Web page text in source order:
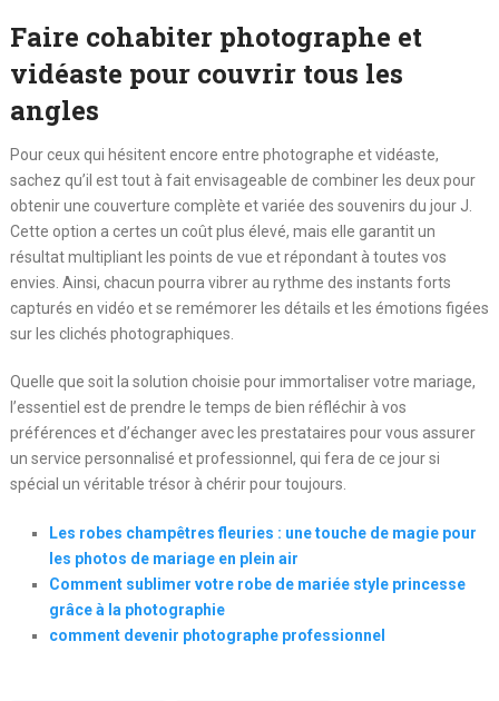
Faire cohabiter photographe et
vidéaste pour couvrir tous les
angles
Pour ceux qui hésitent encore entre photographe et vidéaste,
sachez qu’il est tout à fait envisageable de combiner les deux pour
obtenir une couverture complète et variée des souvenirs du jour J.
Cette option a certes un coût plus élevé, mais elle garantit un
résultat multipliant les points de vue et répondant à toutes vos
envies. Ainsi, chacun pourra vibrer au rythme des instants forts
capturés en vidéo et se remémorer les détails et les émotions figées
sur les clichés photographiques.
Quelle que soit la solution choisie pour immortaliser votre mariage,
l’essentiel est de prendre le temps de bien réfléchir à vos
préférences et d’échanger avec les prestataires pour vous assurer
un service personnalisé et professionnel, qui fera de ce jour si
spécial un véritable trésor à chérir pour toujours.
Les robes champêtres fleuries : une touche de magie pour
les photos de mariage en plein air
Comment sublimer votre robe de mariée style princesse
grâce à la photographie
comment devenir photographe professionnel